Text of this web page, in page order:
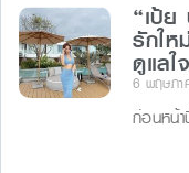
“เป้ย
รักใ
ดูแลใจ
6 พฤษภ
ก่อนหน้